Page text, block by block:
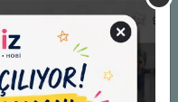
KURALLAR